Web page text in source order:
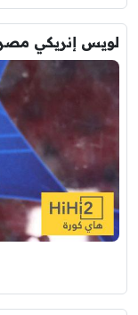
لويس إنريكي